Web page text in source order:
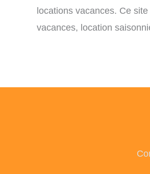
locations vacances. Ce
vacances, location